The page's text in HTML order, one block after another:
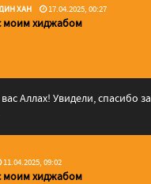
ХАН 17.04.2025, 00:27
моим хиджабом
Аллаx! Увидели, спасибо за
11.04.2025, 09:02
моим хиджабом